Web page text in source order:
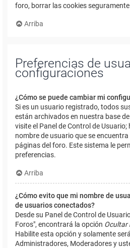
foro, borrar las cookies
Arriba
Preferencias de
configuraciones
¿Cómo se puede cambiar mi
Si es un usuario registrado, todos
están archivados en nuestra base
visite el Panel de Control de Usuario;
nombre de usuario que se
páginas del foro. Este sistema le
preferencias.
Arriba
¿Cómo evito que mi nombre de
de usuarios conectados?
Desde su Panel de Control de
Foros", encontrará la opción Ocultar
Habilite esta opción y solamente
Administradores, Moderadores y